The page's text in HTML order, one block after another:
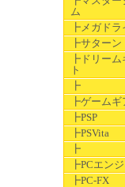
ム
┣メガドラ
┣サターン
┣ドリーム
ト
┣
┣ゲームギ
┣PSP
┣PSVita
┣
┣PCエン
┣PC-FX